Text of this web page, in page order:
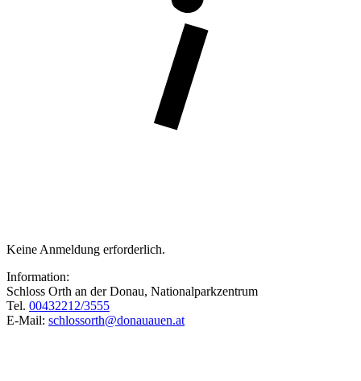
Keine Anmeldung erforderlich.
Information:
Schloss Orth an der Donau, Nationalparkzentrum
Tel. 00432212/3555
E-Mail: schlossorth@donauauen.at